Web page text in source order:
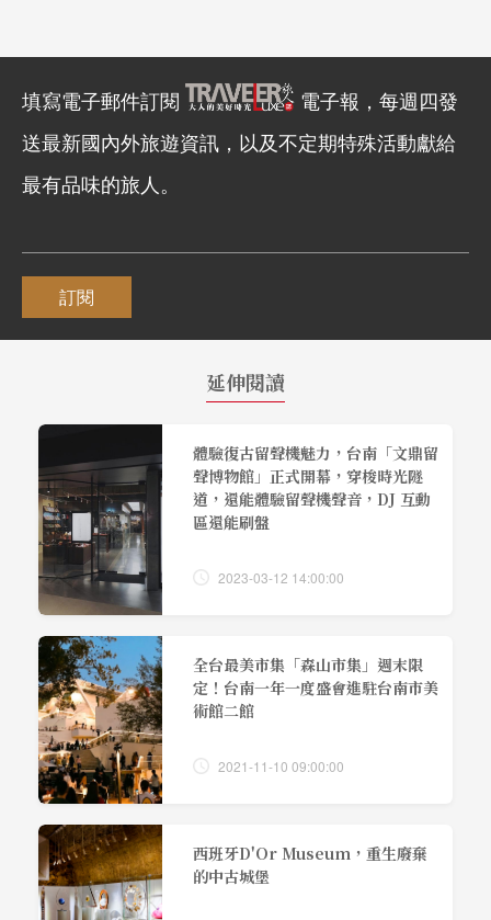
填寫電子郵件訂閱
電子報，每週四發
送最新國內外旅遊資訊，以及不定期特殊活動獻給
最有品味的旅人。
訂閱
延伸閱讀
體驗復古留聲機魅力，台南「文鼎留
聲博物館」正式開幕，穿梭時光隧
道，還能體驗留聲機聲音，DJ 互動
區還能刷盤
2023-03-12 14:00:00
全台最美市集「森山市集」週末限
定！台南一年一度盛會進駐台南市美
術館二館
2021-11-10 09:00:00
西班牙D'Or Museum，重生廢棄
的中古城堡